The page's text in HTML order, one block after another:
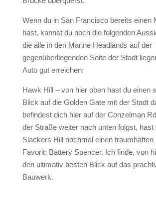
Wenn du in San Francisco bereits einen
hast, kannst du noch die folgenden
die alle in den Marine Headlands auf der
gegenüberliegenden Seite der Stadt
Auto gut erreichen:
Hawk Hill – von hier oben hast du einen
Blick auf die Golden Gate mit der Stadt
befindest dich hier auf der Conzelman
der Straße weiter nach unten folgst, hast
Slackers Hill nochmal einen
Favorit: Battery Spencer. Ich finde, von
den ultimativ besten Blick auf das
Bauwerk.